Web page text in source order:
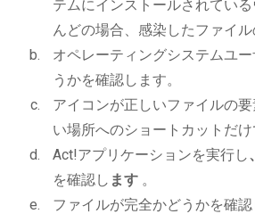
テムにインストールされてい
んどの場合、感染したファイル
オペレーティングシステムユ
うかを確認します。
アイコンが正しいファイルの
い場所へのショートカットだけ
Act!アプリケーションを実行し
を確認し ます 。
ファイルが完全かどうかを確